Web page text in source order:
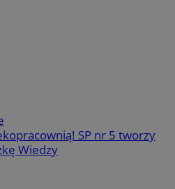
SP nr 5 tworzy
Wiedzy